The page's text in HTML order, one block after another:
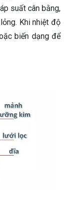
suất cân bằng,
Khi nhiệt độ
biến dạng để